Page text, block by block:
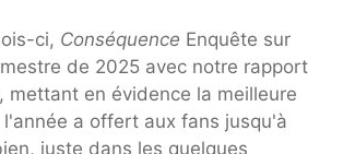
ci, Conséquence Enquête sur
de 2025 avec notre rapport
mettant en évidence la meilleure
l'année a offert aux fans jusqu'à
juste dans les quelques